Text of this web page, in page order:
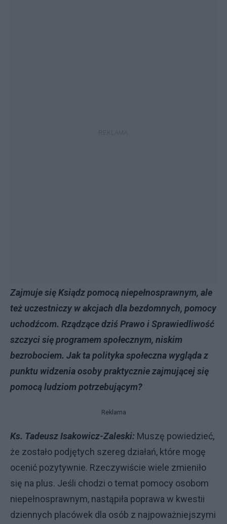
Zajmuje się Ksiądz pomocą niepełnosprawnym, ale
też uczestniczy w akcjach dla bezdomnych, pomocy
uchodźcom. Rządzące dziś Prawo i Sprawiedliwość
szczyci się programem społecznym, niskim
bezrobociem. Jak ta polityka społeczna wygląda z
punktu widzenia osoby praktycznie zajmującej się
pomocą ludziom potrzebującym?
Reklama
Ks. Tadeusz Isakowicz-Zaleski: Muszę powiedzieć,
że zostało podjętych szereg działań, które mogę
ocenić pozytywnie. Rzeczywiście wiele zmieniło
się na plus. Jeśli chodzi o temat pomocy osobom
niepełnosprawnym, nastąpiła poprawa w kwestii
dziennych placówek dla osób z najpoważniejszymi